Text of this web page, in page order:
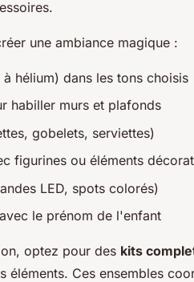
une ambiance magique :
hélium) dans les tons choisis
habiller murs et plafonds
gobelets, serviettes)
figurines ou éléments
LED, spots colorés)
le prénom de l'enfant
optez pour des kits
éléments. Ces ensembles